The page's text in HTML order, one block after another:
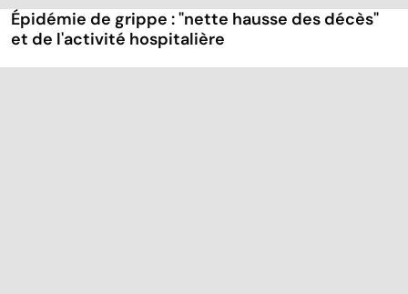
Épidémie de grippe : "nette hausse des décès"
et de l'activité hospitalière